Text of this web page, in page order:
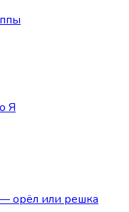
Я
орёл или решка